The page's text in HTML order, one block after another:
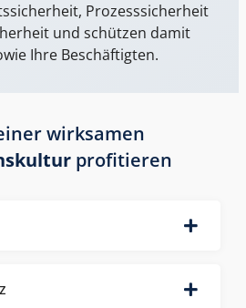
Prozesssicherheit
und schützen damit
Ihre Beschäftigten.
wirksamen
profitieren